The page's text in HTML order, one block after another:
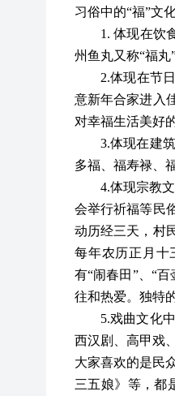
习俗中的“福”文
1.体现在饮
州鱼丸又称“福丸”
2.体现在节
意新年合家进入
对幸福生活美好
3.体现在建
多福、福寿禄、
4.体现宗教
会举行祈福等民
动历经三天，村
每年农历正月十
有“闹春田”、“
往和热爱。独特
5.戏曲文化
西汉剧、高甲戏
大家喜欢的是民
三五娘》等，都